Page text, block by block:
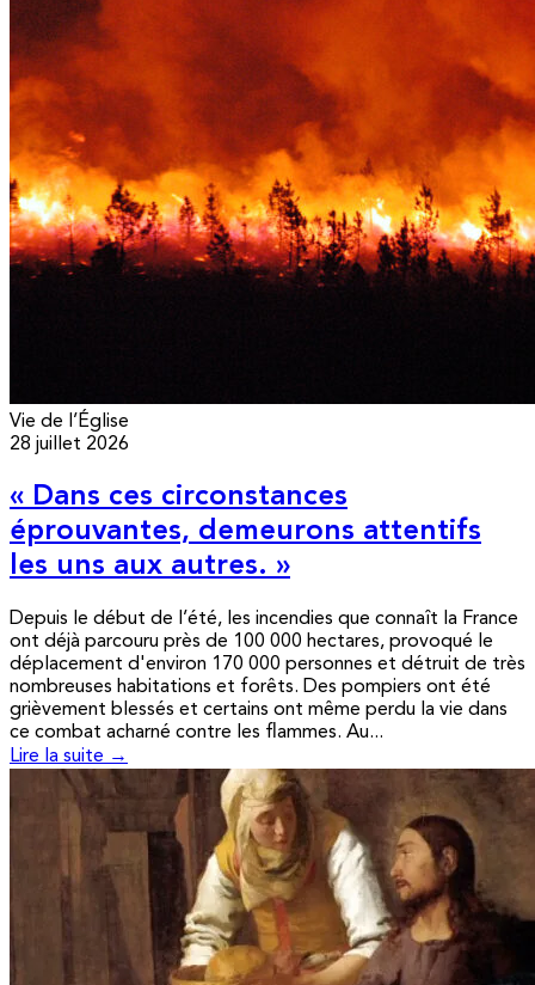
Vie de l’Église
28 juillet 2026
« Dans ces circonstances
éprouvantes, demeurons attentifs
les uns aux autres. »
Depuis le début de l’été, les incendies que connaît la France
ont déjà parcouru près de 100 000 hectares, provoqué le
déplacement d'environ 170 000 personnes et détruit de très
nombreuses habitations et forêts. Des pompiers ont été
grièvement blessés et certains ont même perdu la vie dans
ce combat acharné contre les flammes. Au...
Lire la suite →